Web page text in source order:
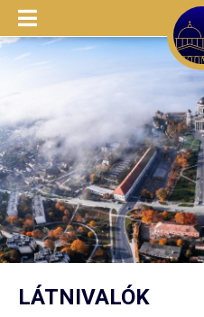
Menü
LÁTNIVALÓK